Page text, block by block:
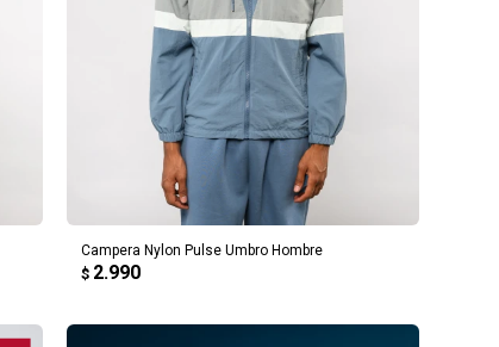
Campera Nylon Pulse Umbro Hombre
$ 2.990
AGREGAR AL CARRITO